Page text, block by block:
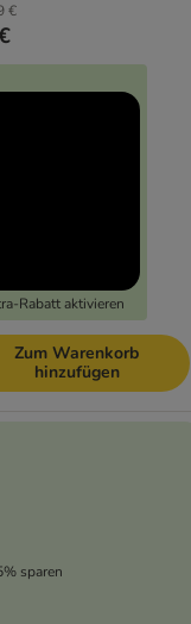
€
Rabatt aktivieren
Zum Warenkorb
hinzufügen
sparen